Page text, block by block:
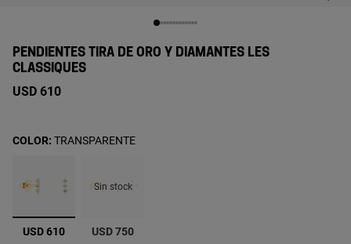
PENDIENTES TIRA DE ORO Y DIAMANTES LES
CLASSIQUES
USD 610
seleccionado
USD 610
Sin stock
USD 750
COLOR: TRANSPARENTE